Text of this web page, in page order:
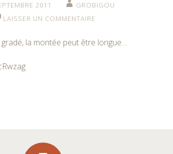
2011
GROBIGOU
LAISSER UN COMMENTAIRE
la montée peut être longue…